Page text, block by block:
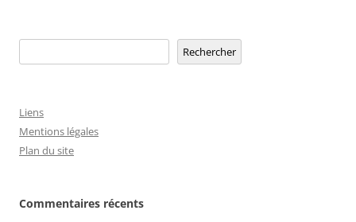
Rechercher
Liens
Mentions légales
Plan du site
Commentaires récents